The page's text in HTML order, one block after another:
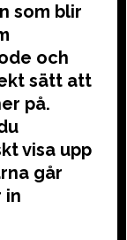
som blir
och
sätt att
på.
visa upp
går
in